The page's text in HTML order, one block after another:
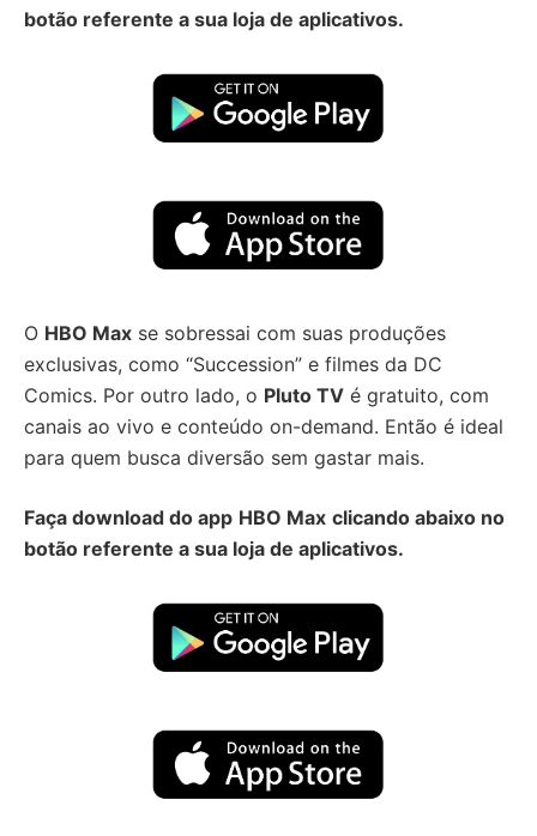
botão referente a sua loja de aplicativos.
O HBO Max se sobressai com suas produções
exclusivas, como “Succession” e filmes da DC
Comics. Por outro lado, o Pluto TV é gratuito, com
canais ao vivo e conteúdo on-demand. Então é ideal
para quem busca diversão sem gastar mais.
Faça download do app HBO Max clicando abaixo no
botão referente a sua loja de aplicativos.